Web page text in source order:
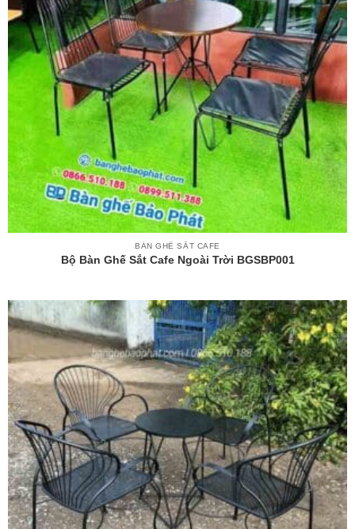
BÀN GHẾ SẮT CAFE
Bộ Bàn Ghế Sắt Cafe Ngoài Trời BGSBP001